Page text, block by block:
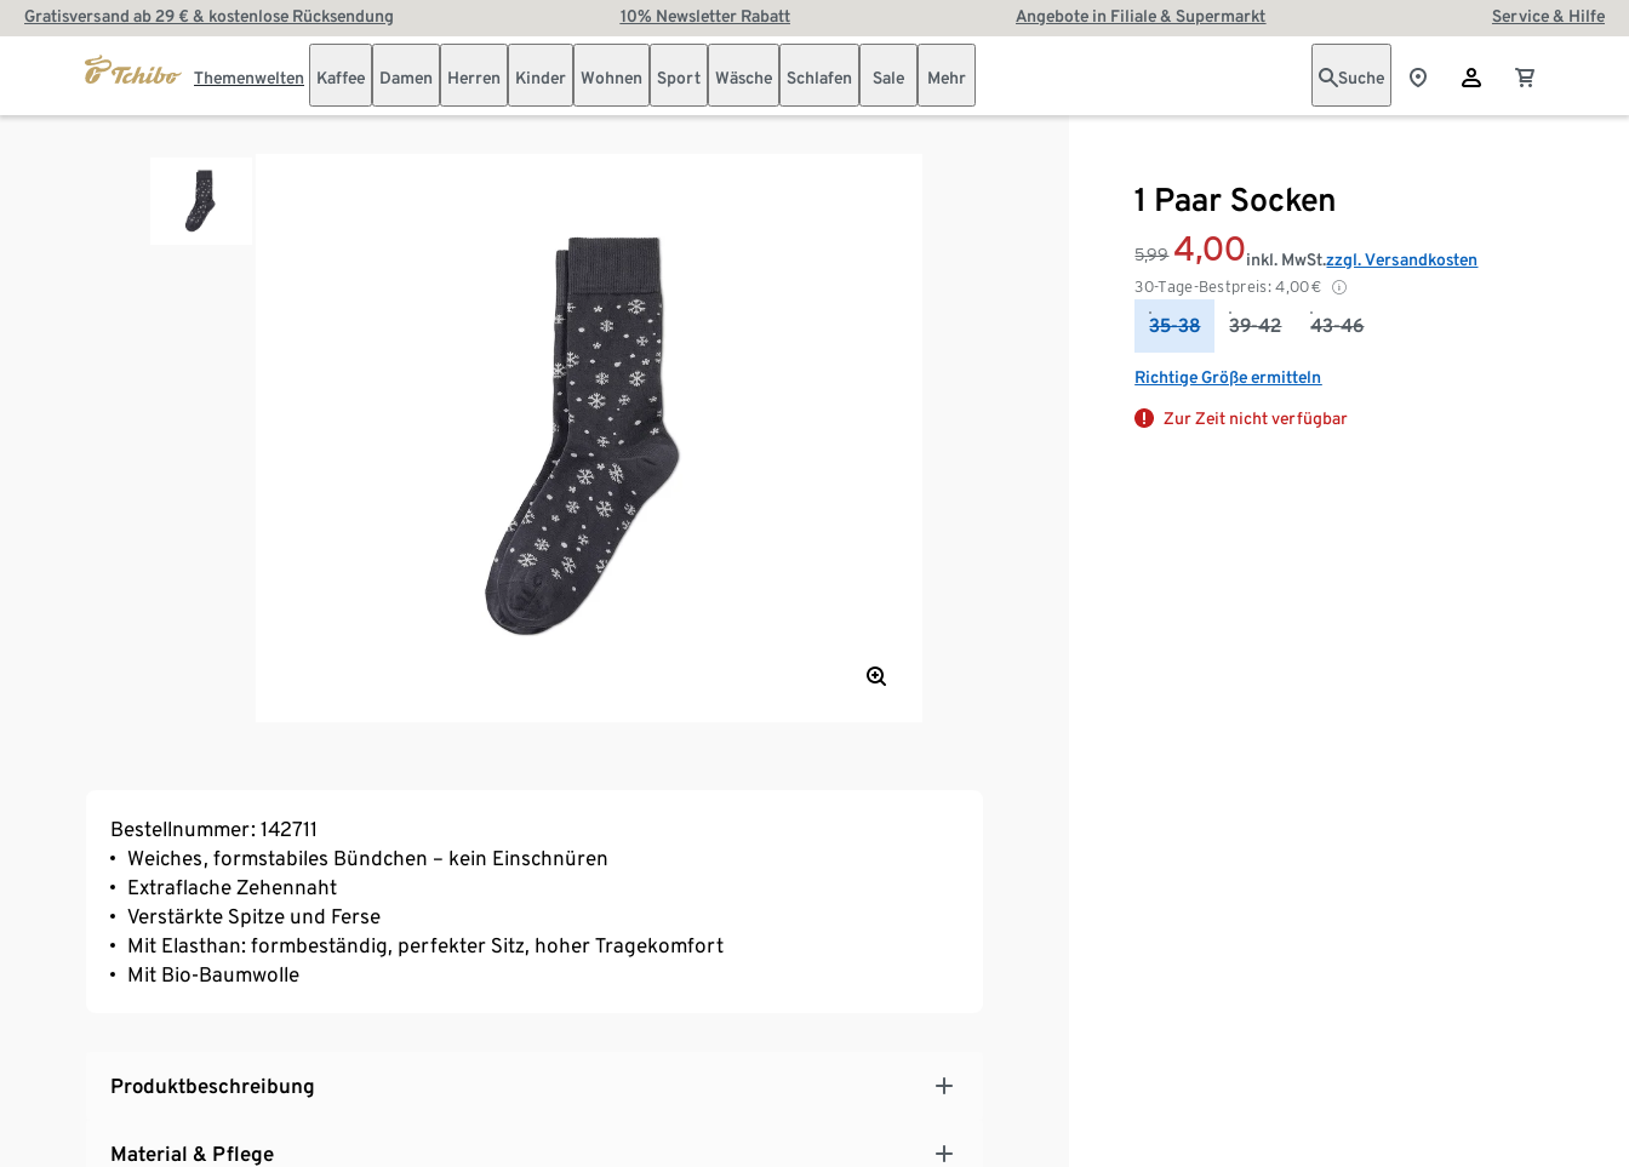
Gratisversand ab 29 € & kostenlose Rücksendung 10% Newsletter Rabatt Angebote in Filiale & Supermarkt Service & Hilfe
Themenwelten Kaffee Damen Herren Kinder Wohnen Sport Wäsche Schlafen Sale Mehr Suche
1 Paar Socken
5,99 4,00
30-Tage-Bestpreis: 4,00€
inkl. MwSt.zzgl. Versandkosten
35-38 39-42 43-46
Richtige Größe ermitteln
Zur Zeit nicht verfügbar
Bestellnummer: 142711
Weiches, formstabiles Bündchen – kein Einschnüren
Extraflache Zehennaht
Verstärkte Spitze und Ferse
Mit Elasthan: formbeständig, perfekter Sitz, hoher Tragekomfort
Mit Bio-Baumwolle
Produktbeschreibung
Material & Pflege